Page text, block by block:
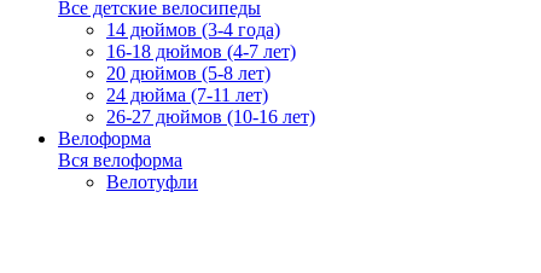
Все детские велосипеды
14 дюймов (3-4 года)
16-18 дюймов (4-7 лет)
20 дюймов (5-8 лет)
24 дюйма (7-11 лет)
26-27 дюймов (10-16 лет)
Велоформа
Вся велоформа
Велотуфли